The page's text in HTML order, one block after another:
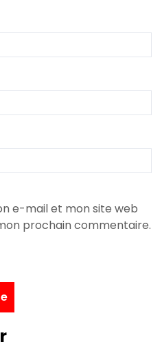
e-mail et mon site web
prochain commentaire.